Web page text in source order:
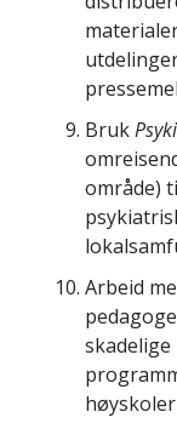
Bruk
område)
Arbeid